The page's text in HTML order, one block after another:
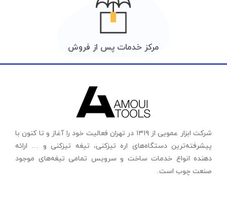
مرکز خدمات پس از فروش
شرکت ابزار عمویی از ۱۳۱۹ در تهران فعالیت خود را آغاز و تا کنون با
پیشرفته‌ترین دستگاه‌های اره تیزکنی، تیغه تیزکنی و … ارائه
دهنده انواع خدمات ساخت و سرویس تمامی تیغه‌های موجود
صنعت چوب است.